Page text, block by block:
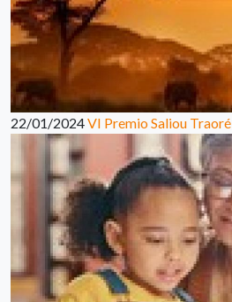
22/01/2024VI Premio Saliou Traoré